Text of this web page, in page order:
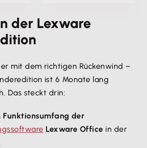
der Lexware
mit dem richtigen Rückenwind –
ist 6 Monate lang
Das steckt drin:
Funktionsumfang der
Lexware Office in der